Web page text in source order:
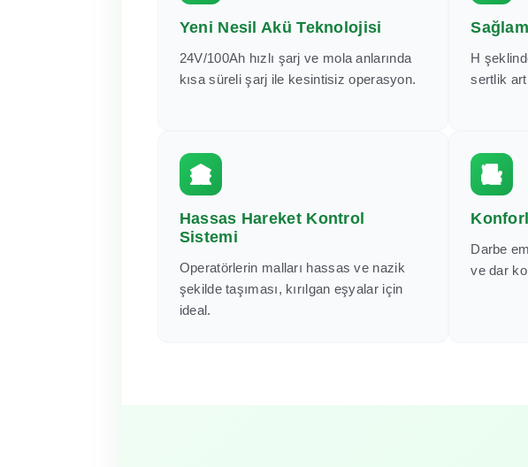
Yeni Nesil Akü Teknolojisi
24V/100Ah hızlı şarj ve mola anlarında
kısa süreli şarj ile kesintisiz operasyon.
H
sertlik
Hassas Hareket Kontrol
Sistemi
Operatörlerin malları hassas ve nazik
şekilde taşıması, kırılgan eşyalar için
ideal.
Darbe
ve dar